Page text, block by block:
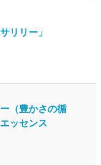
リリー」
（豊かさの循
ッセンス